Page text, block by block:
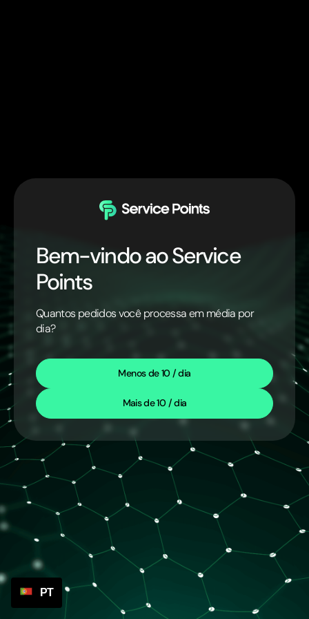
Bem-vindo ao Service
Points
Quantos pedidos você processa em média por
dia?
Menos de 10 / dia
Mais de 10 / dia
PT